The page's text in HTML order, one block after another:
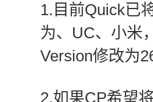
1.目前Quick已
为、 UC、 小米
Version修改为
2.如果CP希望